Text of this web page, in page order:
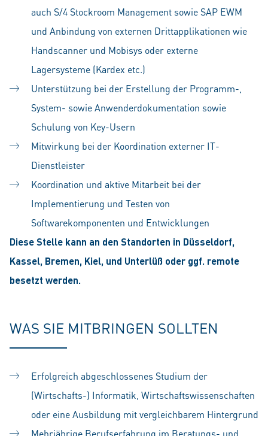
auch S/4 Stockroom Management sowie SAP EWM
und Anbindung von externen Drittapplikationen wie
Handscanner und Mobisys oder externe
Lagersysteme (Kardex etc.)
Unterstützung bei der Erstellung der Programm-,
System- sowie Anwenderdokumentation sowie
Schulung von Key-Usern
Mitwirkung bei der Koordination externer IT-
Dienstleister
Koordination und aktive Mitarbeit bei der
Implementierung und Testen von
Softwarekomponenten und Entwicklungen
Diese Stelle kann an den Standorten in Düsseldorf,
Kassel, Bremen, Kiel, und Unterlüß oder ggf. remote
besetzt werden.
WAS SIE MITBRINGEN SOLLTEN
Erfolgreich abgeschlossenes Studium der
(Wirtschafts-) Informatik, Wirtschaftswissenschaften
oder eine Ausbildung mit vergleichbarem Hintergrund
Mehrjährige Berufserfahrung im Beratungs- und